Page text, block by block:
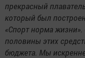
прекрасный
который был
«Спорт норма жизни».
половины этих
бюджета. Мы